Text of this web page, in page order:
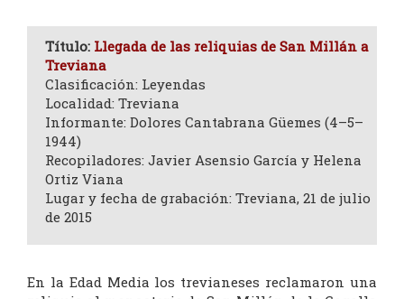
Título: Llegada de las reliquias de San Millán a
Treviana
Clasificación: Leyendas
Localidad: Treviana
Informante: Dolores Cantabrana Güemes (4–5–
1944)
Recopiladores: Javier Asensio García y Helena
Ortiz Viana
Lugar y fecha de grabación: Treviana, 21 de julio
de 2015
En la Edad Media los trevianeses reclamaron una